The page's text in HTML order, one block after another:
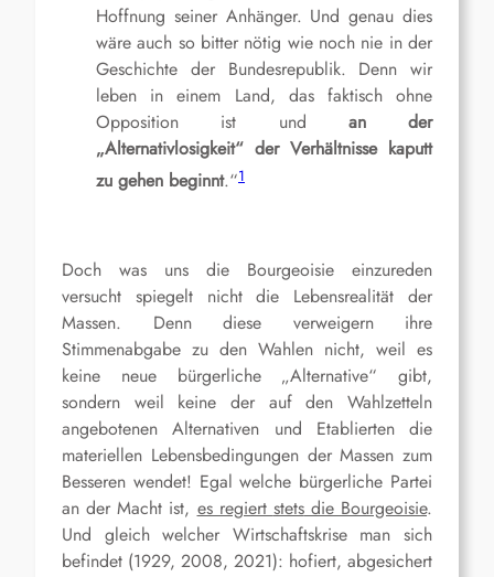
Hoffnung seiner Anhänger. Und genau dies
wäre auch so bitter nötig wie noch nie in der
Geschichte der Bundesrepublik. Denn wir
leben in einem Land, das faktisch ohne
Opposition ist und an der
„Alternativlosigkeit“ der Verhältnisse kaputt
zu gehen beginnt.“1
Doch was uns die Bourgeoisie einzureden
versucht spiegelt nicht die Lebensrealität der
Massen. Denn diese verweigern ihre
Stimmenabgabe zu den Wahlen nicht, weil es
keine neue bürgerliche „Alternative“ gibt,
sondern weil keine der auf den Wahlzetteln
angebotenen Alternativen und Etablierten die
materiellen Lebensbedingungen der Massen zum
Besseren wendet! Egal welche bürgerliche Partei
an der Macht ist, es regiert stetsdie Bourgeoisie.
Und gleich welcher Wirtschaftskrise man sich
befindet (1929, 2008, 2021): hofiert, abgesichert